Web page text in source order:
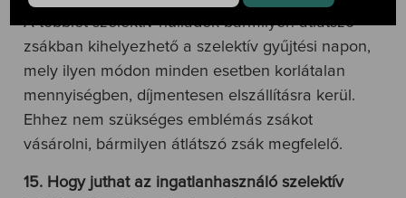
A többlet szelektív hulladék bármilyen átlátszó
zsákban kihelyezhető a szelektív gyűjtési napon,
mely ilyen módon minden esetben korlátalan
mennyiségben, díjmentesen elszállításra kerül.
Ehhez nem szükséges emblémás zsákot
vásárolni, bármilyen átlátszó zsák megfelelő.
15. Hogy juthat az ingatlanhasználó szelektív